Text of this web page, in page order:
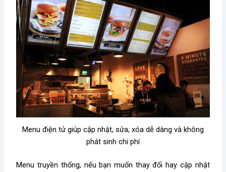
Menu điện tử giúp cập nhật, sửa, xóa dễ dàng và không
phát sinh chi phí
Menu truyền thống, nếu bạn muốn thay đổi hay cập nhật